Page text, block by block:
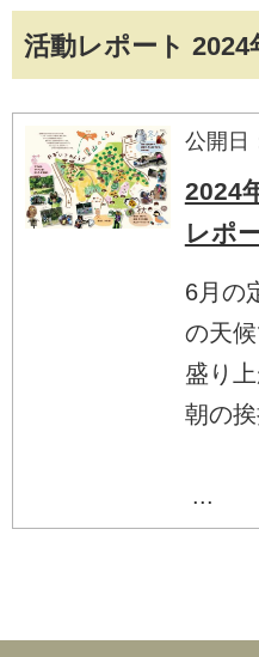
活動レポート 2024
公開日
2024
レポ
6月の
の天
盛り上
朝の挨
...